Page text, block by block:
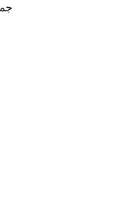
جمعه ۱۶ مرداد